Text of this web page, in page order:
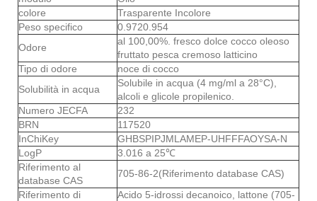
colore
Trasparente Incolore
Peso specifico
0.9720.954
Odore
al 100,00%. fresco dolce cocco oleoso
fruttato pesca cremoso latticino
Tipo di odore
noce di cocco
Solubilità in acqua
Solubile in acqua (4 mg/ml a 28°C),
alcoli e glicole propilenico.
Numero JECFA
232
BRN
117520
InChiKey
GHBSPIPJMLAMEP-UHFFFAOYSA-N
LogP
3.016 a 25℃
Riferimento al
database CAS
705-86-2(Riferimento database CAS)
Riferimento di
Acido 5-idrossi decanoico, lattone (705-